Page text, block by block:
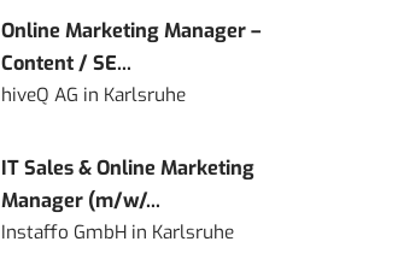
Online Marketing Manager –
Content / SE...
hiveQ AG in Karlsruhe
IT Sales & Online Marketing
Manager (m/w/...
Instaffo GmbH in Karlsruhe